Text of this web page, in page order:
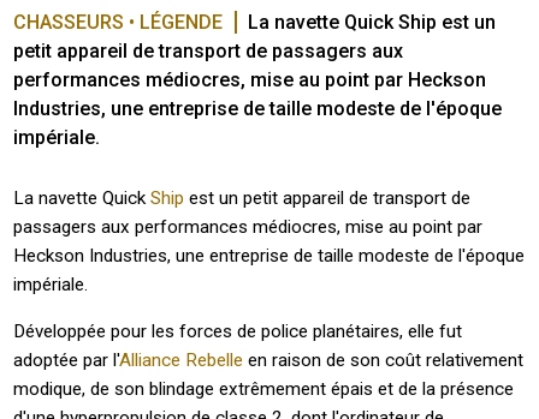
CHASSEURS • LÉGENDE
La navette Quick Ship est un
petit appareil de transport de passagers aux
performances médiocres, mise au point par Heckson
Industries, une entreprise de taille modeste de l'époque
impériale.
La navette QuickShip est un petit appareil de transport de
passagers aux performances médiocres, mise au point par
Heckson Industries, une entreprise de taille modeste de l'époque
impériale.
Développée pour les forces de police planétaires, elle fut
adoptée par l'Alliance Rebelle en raison de son coût relativement
modique, de son blindage extrêmement épais et de la présence